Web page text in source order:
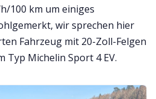
100 km um einiges
wir sprechen hier
Fahrzeug mit 20-Zoll-Felgen
Typ Michelin Sport 4 EV.